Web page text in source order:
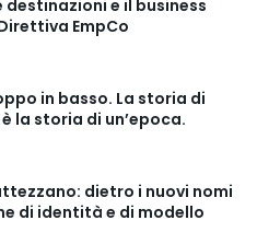
destinazioni e il business
EmpCo
in basso. La storia di
la storia di un’epoca.
dietro i nuovi nomi
di identità e di modello